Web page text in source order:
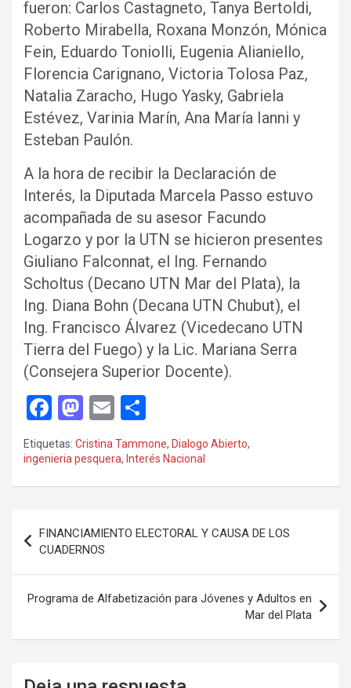
fueron: Carlos Castagneto, Tanya Bertoldi,
Roberto Mirabella, Roxana Monzón, Mónica
Fein, Eduardo Toniolli, Eugenia Alianiello,
Florencia Carignano, Victoria Tolosa Paz,
Natalia Zaracho, Hugo Yasky, Gabriela
Estévez, Varinia Marín, Ana María Ianni y
Esteban Paulón.
A la hora de recibir la Declaración de
Interés, la Diputada Marcela Passo estuvo
acompañada de su asesor Facundo
Logarzo y por la UTN se hicieron presentes
Giuliano Falconnat, el Ing. Fernando
Scholtus (Decano UTN Mar del Plata), la
Ing. Diana Bohn (Decana UTN Chubut), el
Ing. Francisco Álvarez (Vicedecano UTN
Tierra del Fuego) y la Lic. Mariana Serra
(Consejera Superior Docente).
F
a
ce
b
o
k
M
a
st
o
o
n
E
m
ail m
p
tir
Etiquetas: Cristina Tammone, Dialogo Abierto,
ingenieria pesquera, Interés Nacional
de
entradas
FINANCIAMIENTO ELECTORAL Y CAUSA DE LOS
CUADERNOS
Programa de Alfabetización para Jóvenes y Adultos en
Mar del Plata